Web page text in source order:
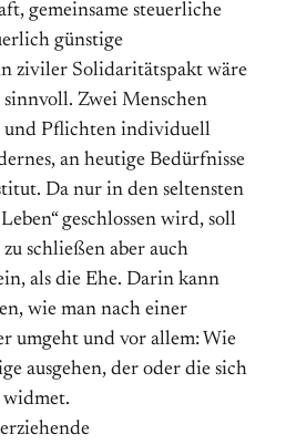
gemeinsame steuerliche
günstige
ziviler Solidaritätspakt wäre
Zwei Menschen
und Pflichten individuell
an heutige Bedürfnisse
Da nur in den seltensten
geschlossen wird, soll
schließen aber auch
als die Ehe. Darin kann
wie man nach einer
umgeht und vor allem: Wie
ausgehen, der oder die sich